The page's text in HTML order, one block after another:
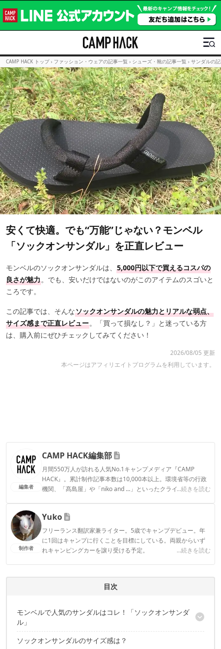
CAMP HACK トップ › ファッション・ウェアの記事一覧 › シューズ・靴の記事一覧 › サンダルの
安くて快適。でも“万能”じゃない？モンベル
「ソックオンサンダル」を正直レビュー
モンベルのソックオンサンダルは、 5,000円以下で買えるコスパの
良さが魅力。でも、安いだけではないのがこのアイテムのスゴいと
ころです。
この記事では、そんなソックオンサンダルの魅力とリアルな弱点、
サイズ感まで正直レビュー。「買って損なし？」と迷っている方
は、購入前にぜひチェックしてみてください！
2026/08/05 更新
本ページはアフィリエイトプログラムを利用しています。
編集者
CAMP HACK編集部
月間550万人が訪れる人気No.1キャンプメディア『CAMP
HACK』。累計制作記事本数は10,000本以上。環境省等の行政
機関、「髙島屋」や「niko and ...」といったクライアントとの
...続きを読む
CAMP HACK編集部のプロフィール
制作者
Yuko
フリーランス翻訳家兼ライター。5歳でキャンプデビュー。年
に1回はキャンプに行くことを目標にしている。両親からいず
れキャンピングカーを譲り受ける予定。
...続きを読む
Yukoのプロフィール
目次
モンベルで人気のサンダルはコレ！「ソックオンサンダ
ル」
特徴1：とにかく軽くて、携帯性バツグン
ソックオンサンダルのサイズ感は？